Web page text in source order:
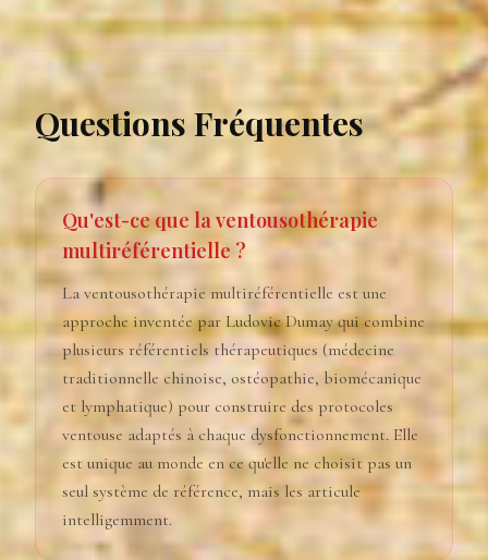
Questions Fréquentes
Qu'est-ce que la ventousothérapie
multiréférentielle ?
La ventousothérapie multiréférentielle est une
approche inventée par Ludovic Dumay qui combine
plusieurs référentiels thérapeutiques (médecine
traditionnelle chinoise, ostéopathie, biomécanique
et lymphatique) pour construire des protocoles
ventouse adaptés à chaque dysfonctionnement. Elle
est unique au monde en ce qu'elle ne choisit pas un
seul système de référence, mais les articule
intelligemment.